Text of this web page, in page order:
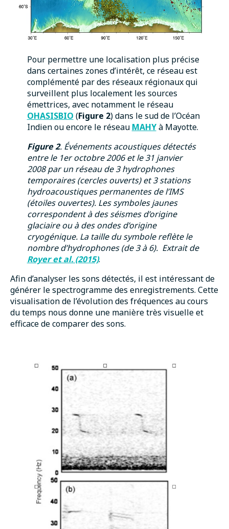
Pour permettre une localisation plus précise
dans certaines zones d’intérêt, ce réseau est
complémenté par des réseaux régionaux qui
surveillent plus localement les sources
émettrices, avec notamment le réseau
OHASISBIO (Figure 2) dans le sud de l’Océan
Indien ou encore le réseau MAHYà Mayotte.
Figure 2. Événements acoustiques détectés
entre le 1er octobre 2006 et le 31 janvier
2008 par un réseau de 3 hydrophones
temporaires (cercles ouverts) et 3 stations
hydroacoustiques permanentes de l’IMS
(étoiles ouvertes). Les symboles jaunes
correspondent à des séismes d’origine
glaciaire ou à des ondes d’origine
cryogénique. La taille du symbole reflète le
nombre d’hydrophones (de 3 à 6). Extrait de
Royer et al. (2015).
Afin d’analyser les sons détectés, il est intéressant de
générer le spectrogramme des enregistrements. Cette
visualisation de l’évolution des fréquences au cours
du temps nous donne une manière très visuelle et
efficace de comparer des sons.